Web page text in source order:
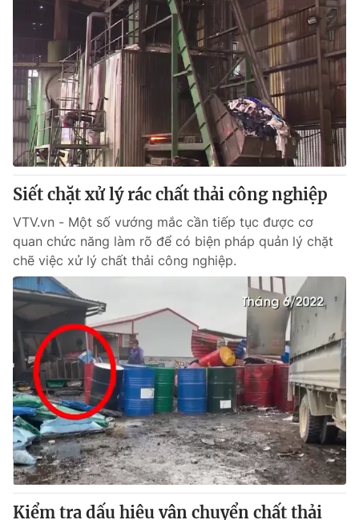
Siết chặt xử lý rác chất thải công nghiệp
VTV.vn - Một số vướng mắc cần tiếp tục được cơ
quan chức năng làm rõ để có biện pháp quản lý chặt
chẽ việc xử lý chất thải công nghiệp.
Kiểm tra dấu hiệu vận chuyển chất thải